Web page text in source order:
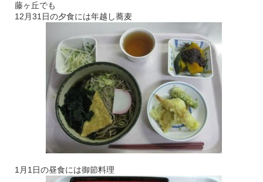
藤ヶ丘でも
12月31日の夕食には年越し蕎麦
1月1日の昼食には御節料理